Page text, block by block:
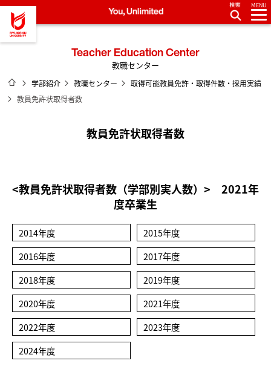
龍谷大学 You, Unlimited
MENU
Teacher Education Center
教職センター
ホーム
学部紹介 教職センター
取得可能教員免許・取得件数・採用実績
教員免許状取得者数
教員免許状取得者数
<教員免許状取得者数（学部別実人数）> 2021年
度卒業生
2014年度
2015年度
2016年度
2017年度
2018年度
2019年度
2020年度
2021年度
2022年度
2023年度
2024年度